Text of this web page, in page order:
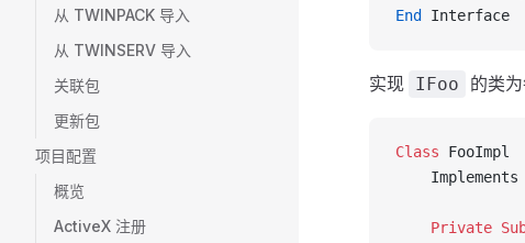
从 TWINPACK 导入
从 TWINSERV 导入
关联包
更新包
项目配置
概览
ActiveX 注册
End
Interface
实现 IFoo 的类
Class FooImpl
Implements
Private